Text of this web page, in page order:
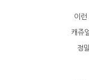
이런
캐쥬
정